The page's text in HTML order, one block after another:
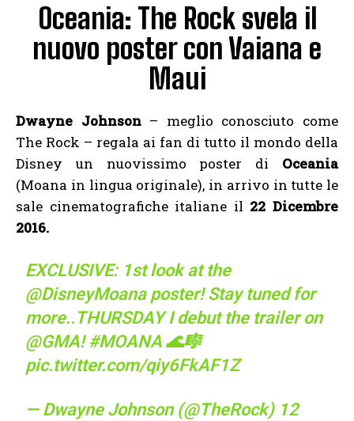
Oceania: The Rock svela il
nuovo poster con Vaiana e
Maui
Dwayne Johnson – meglio conosciuto come
The Rock – regala ai fan di tutto il mondo della
Disney un nuovissimo poster di Oceania
(Moana in lingua originale), in arrivo in tutte le
sale cinematografiche italiane il 22 Dicembre
2016.
EXCLUSIVE: 1st look at the
@DisneyMoanaposter! Stay tuned for
more..THURSDAY I debut the trailer on
@GMA!#MOANA 🌊🎼
pic.twitter.com/qiy6FkAF1Z
— Dwayne Johnson (@TheRock) 12